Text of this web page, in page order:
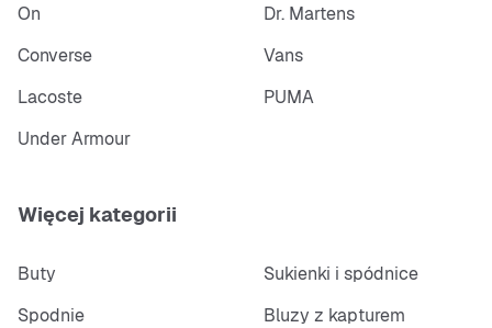
On
Dr. Martens
Converse
Vans
Lacoste
PUMA
Under Armour
Więcej kategorii
Buty
Sukienki i spódnice
Spodnie
Bluzy z kapturem